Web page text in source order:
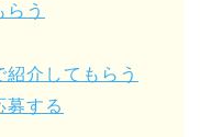
う
介してもらう
募する